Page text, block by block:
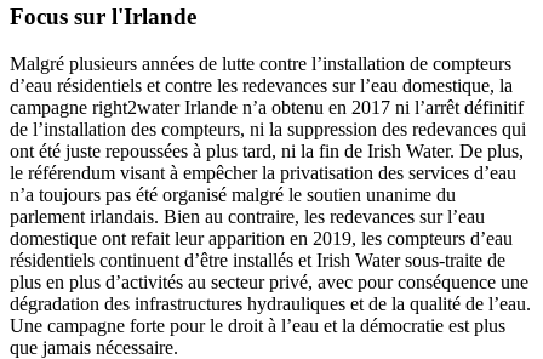
Focus sur l'Irlande
Malgré plusieurs années de lutte contre l’installation de compteurs
d’eau résidentiels et contre les redevances sur l’eau domestique, la
campagne right2water Irlande n’a obtenu en 2017 ni l’arrêt définitif
de l’installation des compteurs, ni la suppression des redevances qui
ont été juste repoussées à plus tard, ni la fin de Irish Water. De plus,
le référendum visant à empêcher la privatisation des services d’eau
n’a toujours pas été organisé malgré le soutien unanime du
parlement irlandais. Bien au contraire, les redevances sur l’eau
domestique ont refait leur apparition en 2019, les compteurs d’eau
résidentiels continuent d’être installés et Irish Water sous-traite de
plus en plus d’activités au secteur privé, avec pour conséquence une
dégradation des infrastructures hydrauliques et de la qualité de l’eau.
Une campagne forte pour le droit à l’eau et la démocratie est plus
que jamais nécessaire.